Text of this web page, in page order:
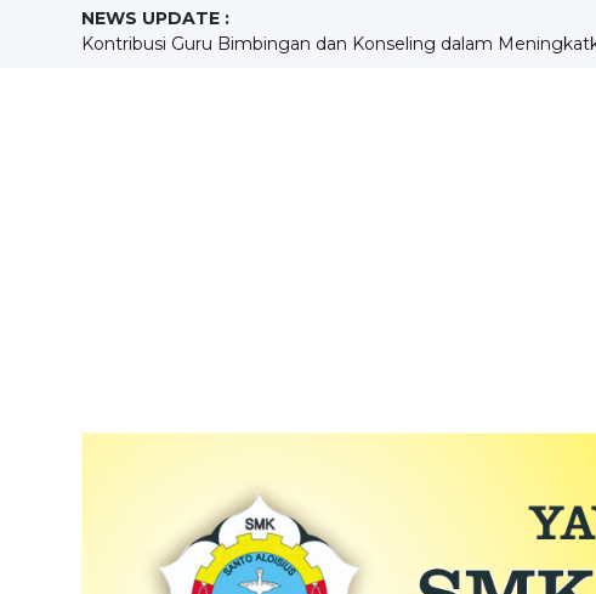
NEWS UPDATE :